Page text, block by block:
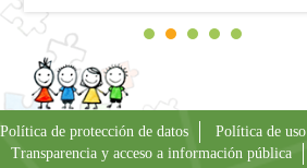
Política de protección de datos
Política de uso
Transparencia y acceso a información pública